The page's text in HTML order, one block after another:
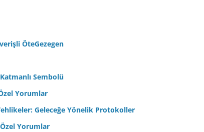
ÖteGezegen
Sembolü
Yorumlar
Geleceğe Yönelik Protokoller
Yorumlar